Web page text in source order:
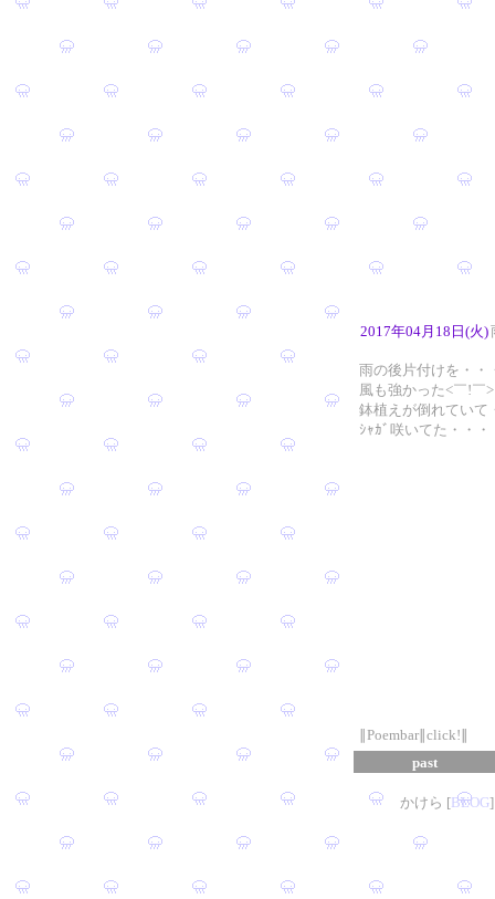
2017年04月18日(火)
雨の後片付けを・・
風も強かった<￣!￣>
鉢植えが倒れていて
ｼｬｶﾞ咲いてた・・・
∥Poembar∥click!∥
past
かけら [BLOG